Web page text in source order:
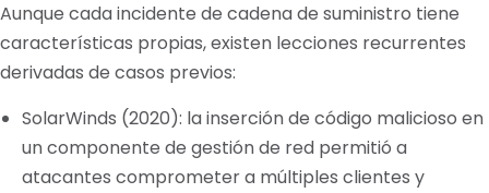
Aunque cada incidente de cadena de suministro tiene
características propias, existen lecciones recurrentes
derivadas de casos previos:
SolarWinds (2020): la inserción de código malicioso en
un componente de gestión de red permitió a
atacantes comprometer a múltiples clientes y